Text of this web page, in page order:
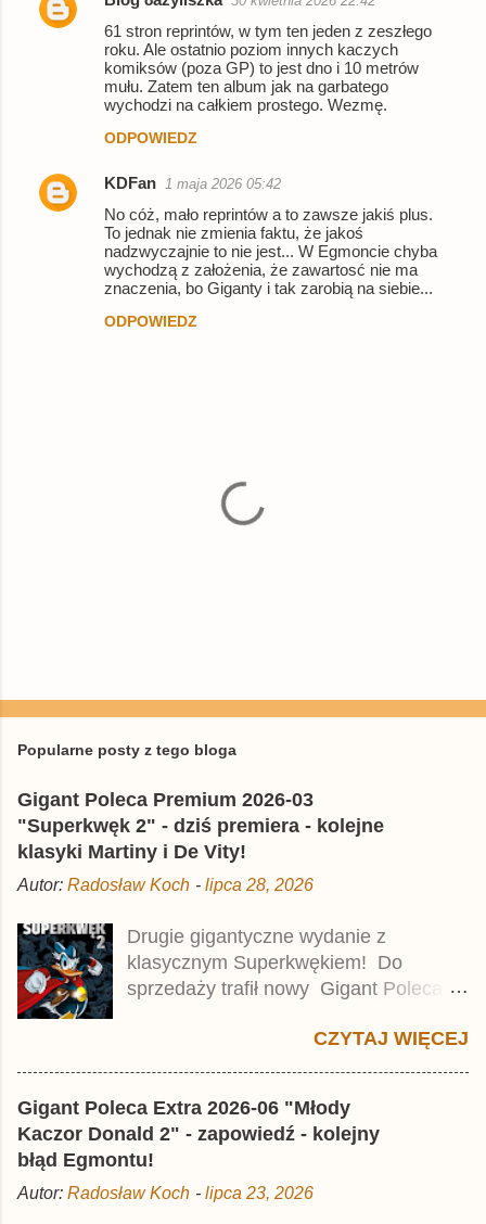
61 stron reprintów, w tym ten jeden z zeszłego
roku. Ale ostatnio poziom innych kaczych
komiksów (poza GP) to jest dno i 10 metrów
mułu. Zatem ten album jak na garbatego
wychodzi na całkiem prostego. Wezmę.
ODPOWIEDZ
KDFan 1 maja 2026 05:42
No cóż, mało reprintów a to zawsze jakiś plus.
To jednak nie zmienia faktu, że jakoś
nadzwyczajnie to nie jest... W Egmoncie chyba
wychodzą z założenia, że zawartosć nie ma
znaczenia, bo Giganty i tak zarobią na siebie...
ODPOWIEDZ
e
i
j
o
m
e
t
a
r
z
Popularne posty z tego bloga
Gigant Poleca Premium 2026-03
"Superkwęk 2" - dziś premiera - kolejne
klasyki Martiny i De Vity!
Autor: Radosław Koch - lipca 28, 2026
Drugie gigantyczne wydanie z
klasycznym Superkwękiem! Do
sprzedaży trafił nowy Gigant Poleca
Jest to kolejny 624-stronicowy tom z
wynosi 49,99 zł i zamówicie go także z
rabatem na Egmont.pl . Za przekład
odpowiadał Jacek Drewnowski.
Publikacja jest przedrukiem drugiego
CZYTAJ WIĘCEJ
Gigant Poleca Extra 2026-06 "Młody
Kaczor Donald 2" - zapowiedź - kolejny
błąd Egmontu!
Autor: Radosław Koch - lipca 23, 2026